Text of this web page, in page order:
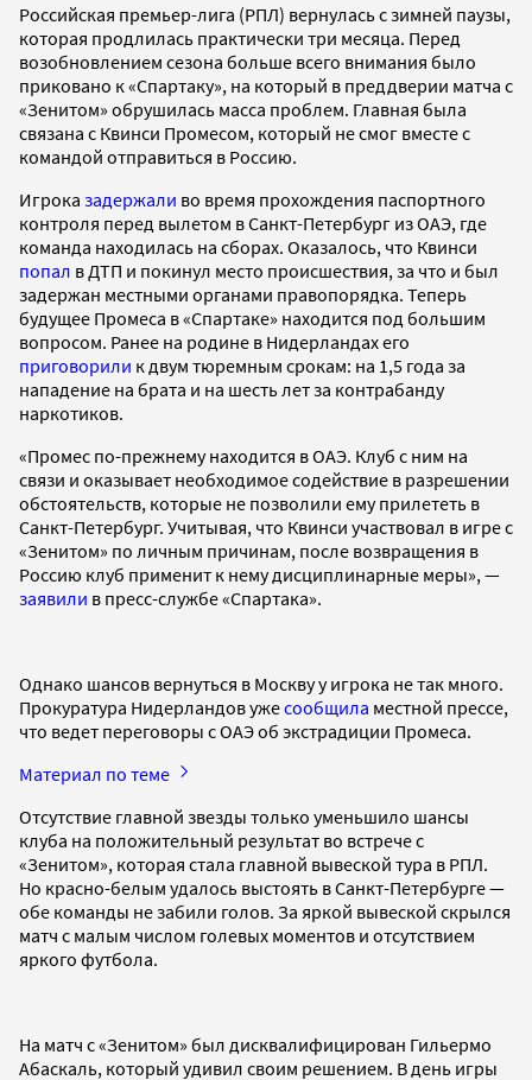
Российская премьер-лига (РПЛ) вернулась с зимней паузы,
которая продлилась практически три месяца. Перед
возобновлением сезона больше всего внимания было
приковано к «Спартаку», на который в преддверии матча с
«Зенитом» обрушилась масса проблем. Главная была
связана с Квинси Промесом, который не смог вместе с
командой отправиться в Россию.
Игрока задержали во время прохождения паспортного
контроля перед вылетом в Санкт-Петербург из ОАЭ, где
команда находилась на сборах. Оказалось, что Квинси
попал в ДТП и покинул место происшествия, за что и был
задержан местными органами правопорядка. Теперь
будущее Промеса в «Спартаке» находится под большим
вопросом. Ранее на родине в Нидерландах его
приговорили к двум тюремным срокам: на 1,5 года за
нападение на брата и на шесть лет за контрабанду
наркотиков.
«Промес по-прежнему находится в ОАЭ. Клуб с ним на
связи и оказывает необходимое содействие в разрешении
обстоятельств, которые не позволили ему прилететь в
Санкт-Петербург. Учитывая, что Квинси участвовал в игре с
«Зенитом» по личным причинам, после возвращения в
Россию клуб применит к нему дисциплинарные меры», —
заявили в пресс-службе «Спартака».
Однако шансов вернуться в Москву у игрока не так много.
Прокуратура Нидерландов ужесообщила местной прессе,
что ведет переговоры с ОАЭ об экстрадиции Промеса.
Материал по теме
Отсутствие главной звезды только уменьшило шансы
клуба на положительный результат во встрече с
«Зенитом», которая стала главной вывеской тура в РПЛ.
Но красно-белым удалось выстоять в Санкт-Петербурге —
обе команды не забили голов. За яркой вывеской скрылся
матч с малым числом голевых моментов и отсутствием
яркого футбола.
На матч с «Зенитом» был дисквалифицирован Гильермо
Абаскаль, который удивил своим решением. В день игры